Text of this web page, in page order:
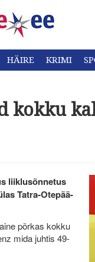
HÄIRE KRIMI
kokku
liiklusõnnetus
Tatra-Otepää-
põrkas kokku
mida juhtis 49-